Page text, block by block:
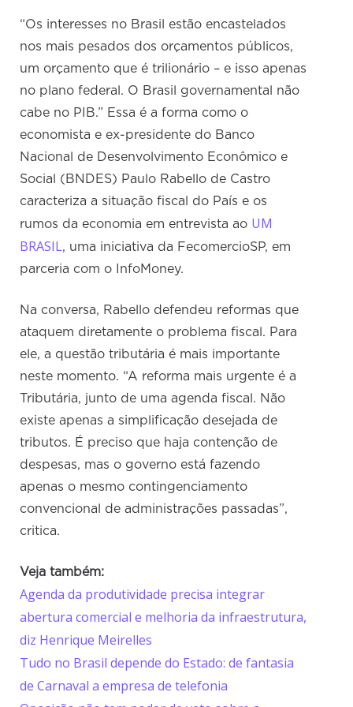
“Os interesses no Brasil estão encastelados
nos mais pesados dos orçamentos públicos,
um orçamento que é trilionário – e isso apenas
no plano federal. O Brasil governamental não
cabe no PIB.” Essa é a forma como o
economista e ex-presidente do Banco
Nacional de Desenvolvimento Econômico e
Social (BNDES) Paulo Rabello de Castro
caracteriza a situação fiscal do País e os
rumos da economia em entrevista ao UM
BRASIL, uma iniciativa da FecomercioSP, em
parceria com o InfoMoney.
Na conversa, Rabello defendeu reformas que
ataquem diretamente o problema fiscal. Para
ele, a questão tributária é mais importante
neste momento. “A reforma mais urgente é a
Tributária, junto de uma agenda fiscal. Não
existe apenas a simplificação desejada de
tributos. É preciso que haja contenção de
despesas, mas o governo está fazendo
apenas o mesmo contingenciamento
convencional de administrações passadas”,
critica.
Veja também:
Agenda da produtividade precisa integrar
abertura comercial e melhoria da infraestrutura,
diz Henrique Meirelles
Tudo no Brasil depende do Estado: de fantasia
de Carnaval a empresa de telefonia